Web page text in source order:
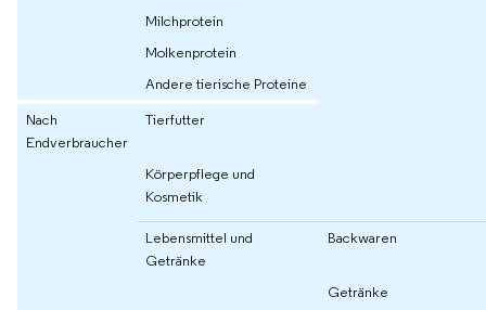
Milchprotein
Molkenprotein
Andere tierische Proteine
Nach
Endverbraucher
Tierfutter
Körperpflege und
Kosmetik
Lebensmittel und
Getränke
Backwaren
Getränke